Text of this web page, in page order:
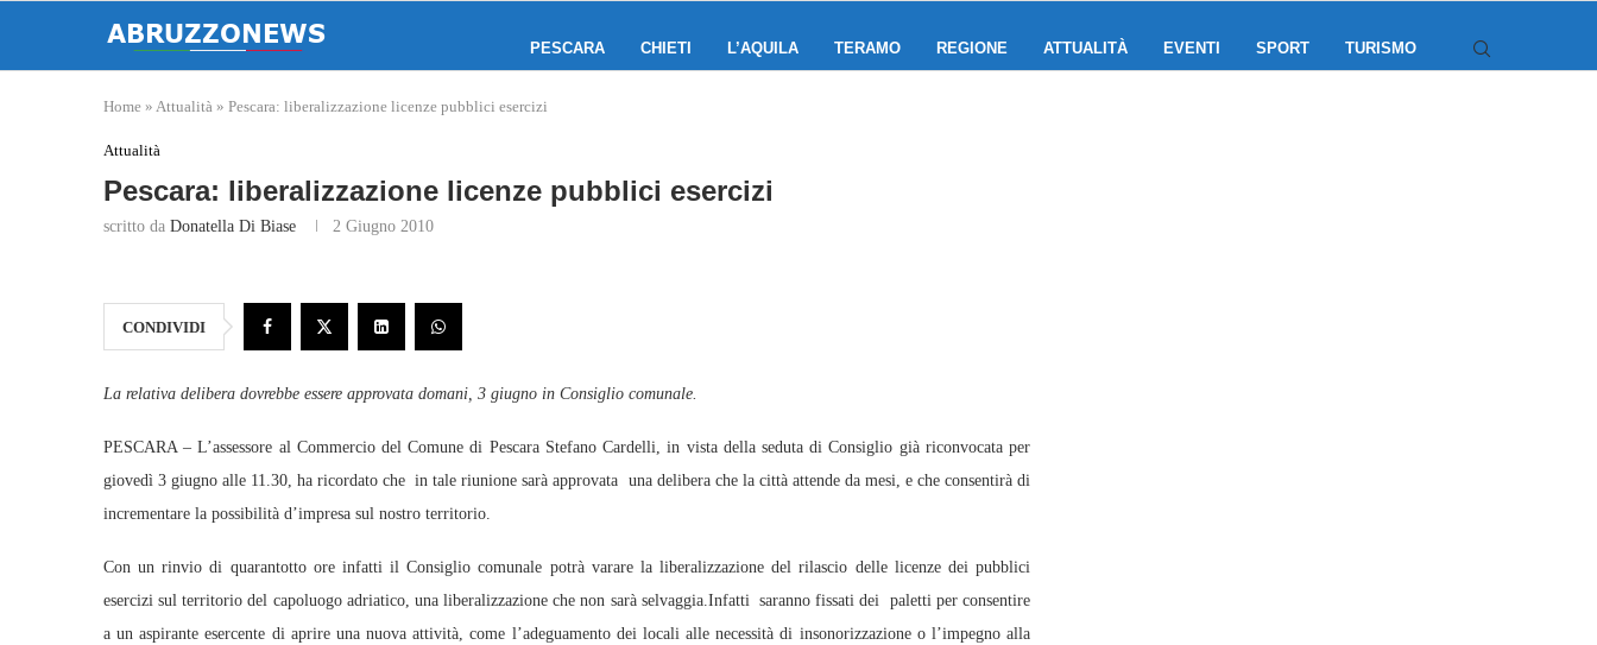
PESCARA CHIETI L’AQUILA TERAMO REGIONE ATTUALITÀ EVENTI SPORT TURISMO
Home » Attualità » Pescara: liberalizzazione licenze pubblici esercizi
Attualità
Pescara: liberalizzazione licenze pubblici esercizi
scritto da Donatella Di Biase 2 Giugno 2010
CONDIVIDI
La relativa delibera dovrebbe essere approvata domani, 3 giugno in Consiglio comunale.
PESCARA – L’assessore al Commercio del Comune di Pescara Stefano Cardelli, in vista della seduta di Consiglio già riconvocata per
giovedì 3 giugno alle 11.30, ha ricordato che in tale riunione sarà approvata una delibera che la città attende da mesi, e che consentirà di
incrementare la possibilità d’impresa sul nostro territorio.
Con un rinvio di quarantotto ore infatti il Consiglio comunale potrà varare la liberalizzazione del rilascio delle licenze dei pubblici
esercizi sul territorio del capoluogo adriatico, una liberalizzazione che non sarà selvaggia.Infatti saranno fissati dei paletti per consentire
a un aspirante esercente di aprire una nuova attività, come l’adeguamento dei locali alle necessità di insonorizzazione o l’impegno alla